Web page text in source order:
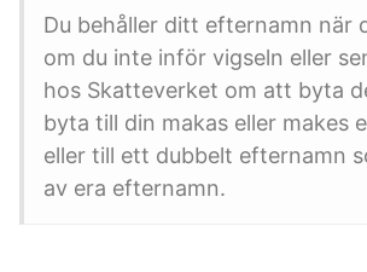
Du behåller ditt efternamn när
om du inte inför vigseln eller
hos Skatteverket om att byta
byta till din makas eller makes
eller till ett dubbelt efternamn
av era efternamn.